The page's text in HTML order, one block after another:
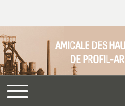
Close search
Search
AMICALE DES
DE PROFIL-
Main navigation
Toggle main menu